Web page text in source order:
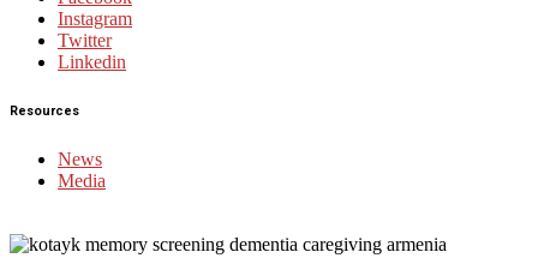
Instagram
Twitter
Linkedin
Resources
News
Media